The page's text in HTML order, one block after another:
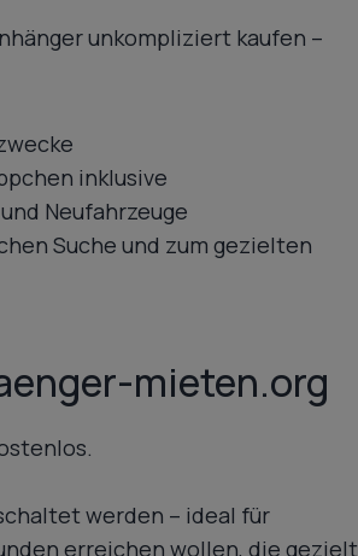
unkompliziert kaufen –
inklusive
Neufahrzeuge
Suche und zum gezielten
mieten.org
werden – ideal für
erreichen wollen, die gezielt